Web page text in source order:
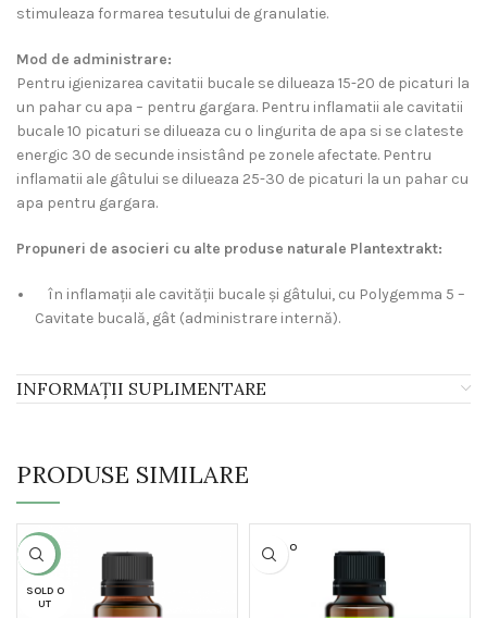
stimuleaza formarea tesutului de granulatie.
Mod de administrare:
Pentru igienizarea cavitatii bucale se dilueaza 15-20 de picaturi la
un pahar cu apa – pentru gargara. Pentru inflamatii ale cavitatii
bucale 10 picaturi se dilueaza cu o lingurita de apa si se clateste
energic 30 de secunde insistând pe zonele afectate. Pentru
inflamatii ale gâtului se dilueaza 25-30 de picaturi la un pahar cu
apa pentru gargara.
Propuneri de asocieri cu alte produse naturale Plantextrakt:
în inflamaţii ale cavităţii bucale şi gâtului, cu Polygemma 5 –
Cavitate bucală, gât (administrare internă).
INFORMAȚII SUPLIMENTARE
PRODUSE SIMILARE
-14%
SOLD O
UT
SOLD O
UT